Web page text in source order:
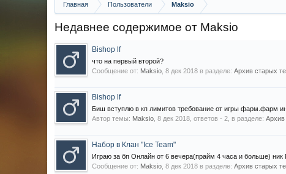
Главная Пользователи Maksio
Недавнее содержимое от Maksio
Bishop lf
что на первый второй?
Сообщение от: Maksio 8 дек 2018 в разделе: Архив старых
Bishop lf
Биш вступлю в кп лимитов требование от игры фарм.фарм
Автор темы: Maksio 8 дек 2018 , ответов - 2, в разделе:
Набор в Клан "Ice Team"
Играю за бп Онлайн от 6 вечера(прайм 4 часа и больше) ник
Сообщение от: Maksio 8 дек 2018 в разделе: Архив старых